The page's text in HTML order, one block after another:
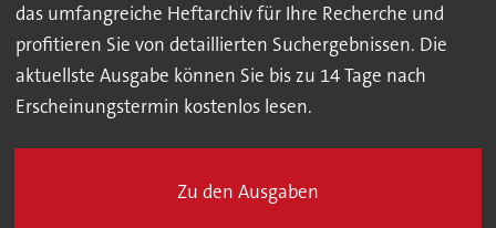
das umfangreiche Heftarchiv für Ihre Recherche und
profitieren Sie von detaillierten Suchergebnissen. Die
aktuellste Ausgabe können Sie bis zu 14 Tage nach
Erscheinungstermin kostenlos lesen.
Zu den Ausgaben